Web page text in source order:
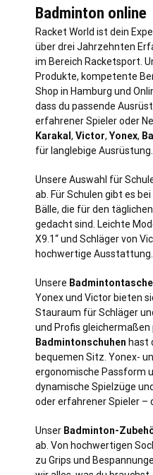
Badminton online
Racket World ist dein
über drei Jahrzehnten
im Bereich Racketsport.
Produkte, kompetente
Shop in Hamburg und
dass du passende
erfahrener Spieler oder
Karakal , Victor, Yonex,
für langlebige Ausrüstung.
Unsere Auswahl für
ab. Für Schulen gibt es
Bälle, die für den
gedacht sind. Leichte
X9.1“ und Schläger von
hochwertige Ausstattung.
Unsere
Yonex und Victor bieten
Stauraum für Schläger
und Profis
Badmintonschuhen hast
bequemen Sitz. Yonex-
ergonomische Passform
dynamische Spielzüge
oder erfahrener Spieler –
Unser Badminton-
ab. Von hochwertigen
zu Grips und